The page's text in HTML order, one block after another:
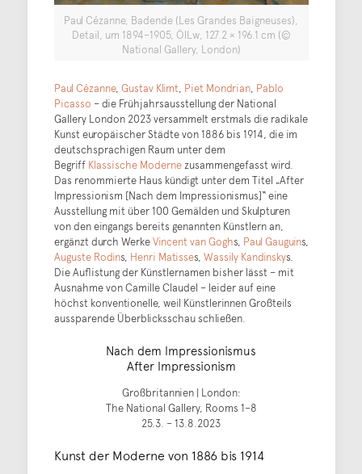
Paul Cézanne, Badende (Les Grandes Baigneuses),
Detail, um 1894–1905, ÖlLw, 127.2 × 196.1 cm (©
National Gallery, London)
Paul Cézanne, Gustav Klimt, Piet Mondrian, Pablo
Picasso – die Frühjahrsausstellung der National
Gallery London 2023 versammelt erstmals die radikale
Kunst europäischer Städte von 1886 bis 1914, die im
deutschsprachigen Raum unter dem
Begriff Klassische Modernezusammengefasst wird.
Das renommierte Haus kündigt unter dem Titel „After
Impressionism [Nach dem Impressionismus]“ eine
Ausstellung mit über 100 Gemälden und Skulpturen
von den eingangs bereits genannten Künstlern an,
ergänzt durch WerkeVincent van Goghs, Paul Gauguins,
Auguste Rodins, Henri Matisses, Wassily Kandinskys.
Die Auflistung der Künstlernamen bisher lässt – mit
Ausnahme von Camille Claudel – leider auf eine
höchst konventionelle, weil Künstlerinnen Großteils
aussparende Überblicksschau schließen.
Nach dem Impressionismus
After Impressionism
Großbritannien | London:
The National Gallery, Rooms 1–8
25.3. – 13.8.2023
Kunst der Moderne von 1886 bis 1914